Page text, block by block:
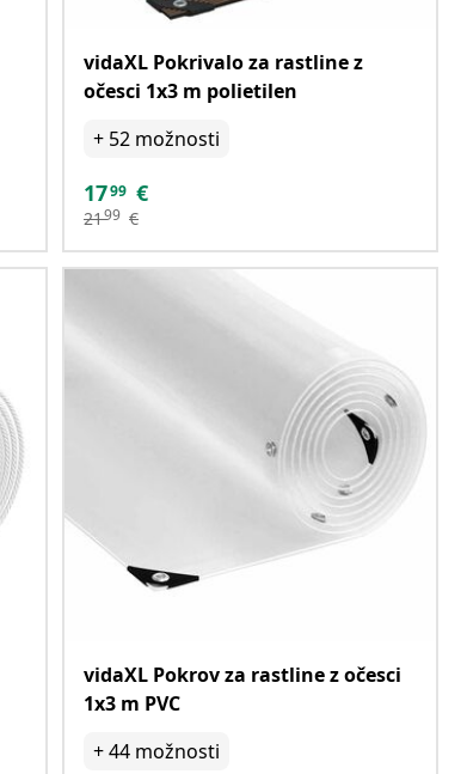
vidaXL Pokrivalo za rastline z
očesci 1x3 m polietilen
+ 52 možnosti
1799 €
2199 €
vidaXL Pokrov za rastline z očesci
1x3 m PVC
+44 možnosti